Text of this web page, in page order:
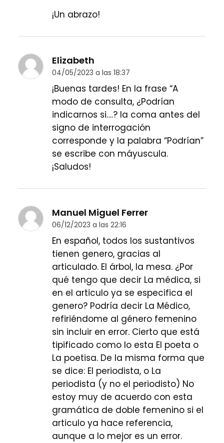
¡Un abrazo!
Elizabeth
04/05/2023 a las 18:37
¡Buenas tardes! En la frase “A
modo de consulta, ¿Podrían
indicarnos si….? la coma antes del
signo de interrogación
corresponde y la palabra “Podrían”
se escribe con máyuscula.
¡Saludos!
Manuel Miguel Ferrer
06/12/2023 a las 22:16
En español, todos los sustantivos
tienen genero, gracias al
articulado. El árbol, la mesa. ¿Por
qué tengo que decir La médica, si
en el articulo ya se especifica el
genero? Podría decir La Médico,
refiriéndome al género femenino
sin incluir en error. Cierto que está
tipificado como lo esta El poeta o
La poetisa. De la misma forma que
se dice: El periodista, o La
periodista (y no el periodisto) No
estoy muy de acuerdo con esta
gramática de doble femenino si el
articulo ya hace referencia,
aunque a lo mejor es un error.